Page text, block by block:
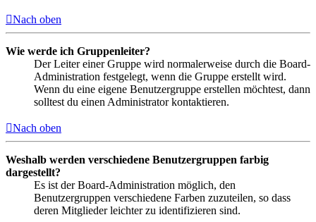
Nach oben
Wie werde ich Gruppenleiter?
Der Leiter einer Gruppe wird normalerweise durch die Board-
Administration festgelegt, wenn die Gruppe erstellt wird.
Wenn du eine eigene Benutzergruppe erstellen möchtest, dann
solltest du einen Administrator kontaktieren.
Nach oben
Weshalb werden verschiedene Benutzergruppen farbig
dargestellt?
Es ist der Board-Administration möglich, den
Benutzergruppen verschiedene Farben zuzuteilen, so dass
deren Mitglieder leichter zu identifizieren sind.